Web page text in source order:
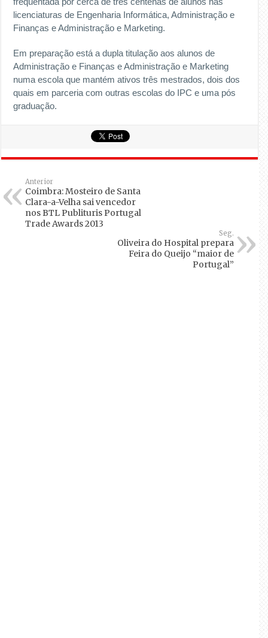
licenciaturas de Engenharia Informática, Administração e
Finanças e Administração e Marketing.
Em preparação está a dupla titulação aos alunos de
Administração e Finanças e Administração e Marketing
numa escola que mantém ativos três mestrados, dois dos
quais em parceria com outras escolas do IPC e uma pós
graduação.
Anterior
Coimbra: Mosteiro de Santa
Clara-a-Velha sai vencedor
nos BTL Publituris Portugal
Trade Awards 2013
Seg.
Oliveira do Hospital prepara
Feira do Queijo “maior de
Portugal”